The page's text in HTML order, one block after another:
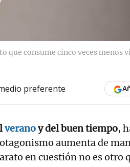
que consume cinco veces menos
preferente
veranoy del buen tiempo,
aumenta de
en cuestión no es otro